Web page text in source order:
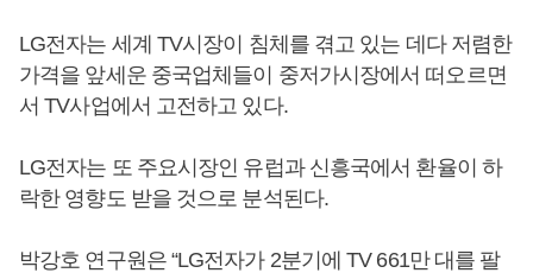
LG전자는 세계 TV시장이 침체를 겪고 있는 데다 저렴한
가격을 앞세운 중국업체들이 중저가시장에서 떠오르면
서 TV사업에서 고전하고 있다.
LG전자는 또 주요시장인 유럽과 신흥국에서 환율이 하
락한 영향도 받을 것으로 분석된다.
박강호 연구원은 “LG전자가 2분기에 TV 661만 대를 팔